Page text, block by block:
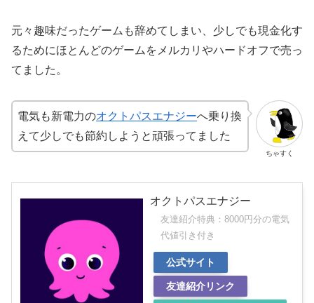
元々趣味だったゲームも辞めてしまい、少しでも現金化す
るためにほとんどのゲームをメルカリやハードオフで売っ
てました。
ちゃすく
電気も新電力のオクトパスエナジーへ乗り換
えて少しでも節約しようと頑張ってました
オクトパスエナジー
友達紹介特典：8000円分の電気
代値引き付き
公式サイト
友達紹介リンク